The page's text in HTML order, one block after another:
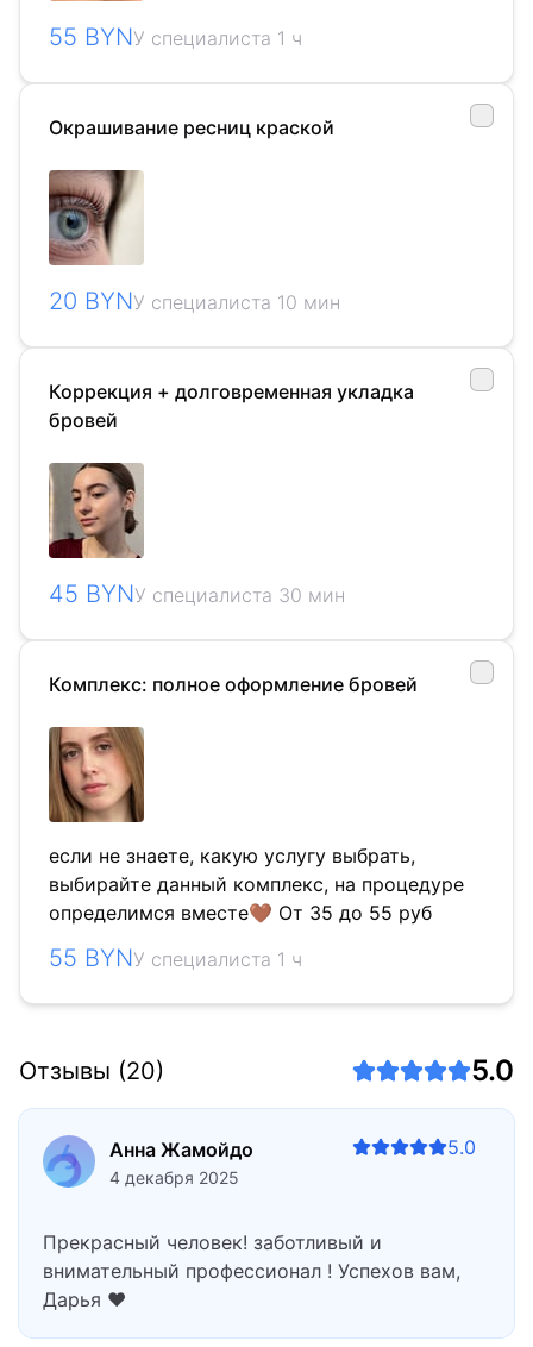
55 BYNУ специалиста 1 ч
Окрашивание ресниц краской
20 BYNУ специалиста 10 мин
Коррекция + долговременная укладка
бровей
45 BYNУ специалиста 30 мин
Комплекс: полное оформление бровей
если не знаете, какую услугу выбрать,
выбирайте данный комплекс, на процедуре
определимся вместе🤎 От 35 до 55 руб
55 BYNУ специалиста 1 ч
Отзывы (20) 5.0
Анна Жамойдо
4 декабря 2025
5.0
Прекрасный человек! заботливый и
внимательный профессионал ! Успехов вам,
Дарья ❤️